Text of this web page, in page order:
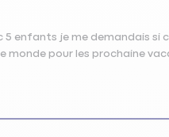
5 enfants je me demandais
pour les prochaine